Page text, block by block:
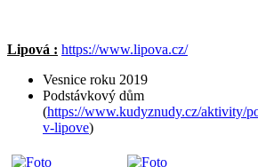
Lipová : https://www.lipova.cz/
Vesnice roku 2019
Podstávkový dům
(https://www.kudyznudy.cz/aktivity/
v-lipove)